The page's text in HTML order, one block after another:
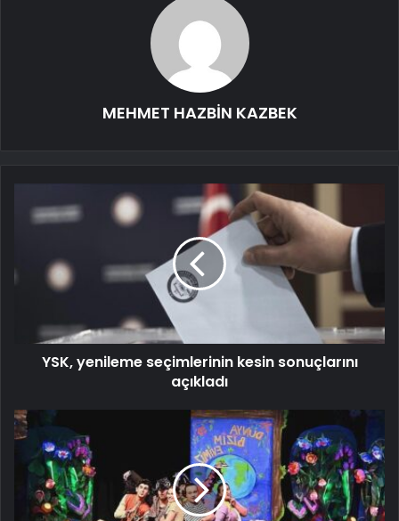
MEHMET HAZBİN KAZBEK
YSK, yenileme seçimlerinin kesin sonuçlarını
açıkladı